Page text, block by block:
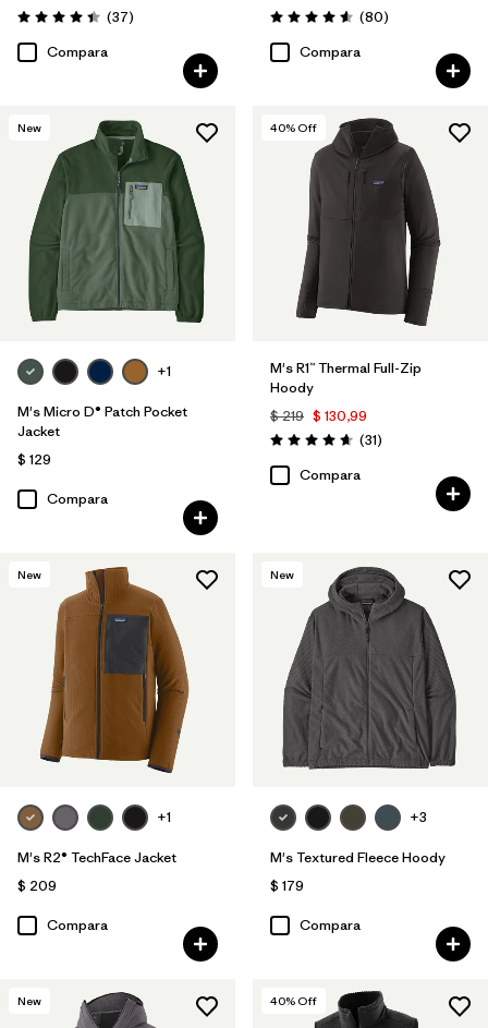
Valoración: 4.4 / 5
(37Comentarios
)
Compara
Valoración: 4.6 / 5
(80Comentarios
)
Compara
New
+1
M's Micro D® Patch Pocket
Jacket
$ 129
Compara
40% Off
M's R1™ Thermal Full-Zip
Hoody
$ 219 $ 130,99
Valoración: 4.7 / 5
(31Comentarios
)
Compara
New
+1
M's R2® TechFace Jacket
$ 209
Compara
New
+3
M's Textured Fleece Hoody
$ 179
Compara
New 40% Off